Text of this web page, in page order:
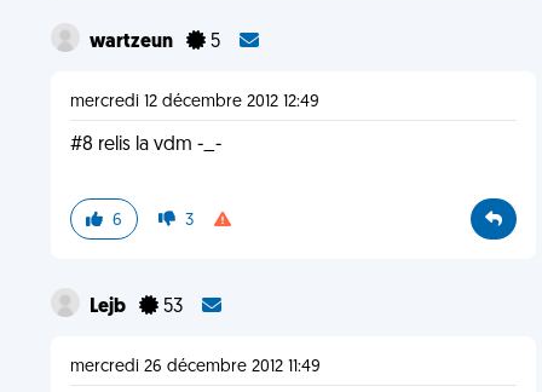
wartzeun 5
mercredi 12 décembre 2012 12:49
#8 relis la vdm -_-
6 3
Lejb 53
mercredi 26 décembre 2012 11:49